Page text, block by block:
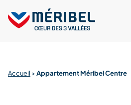
content
Accueil >Appartement Méribel Centre